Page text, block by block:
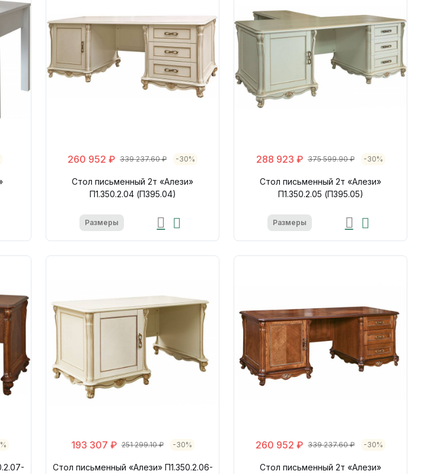
260 952 ₽ 339 237.60 ₽ -30%
Стол письменный 2т «Алези»
П1.350.2.04 (П395.04)
Размеры
288 923 ₽ 375 599.90 ₽ -30%
Стол письменный 2т «Алези»
П1.350.2.05 (П395.05)
Размеры
193 307 ₽ 251 299.10 ₽ -30%
Стол письменный «Алези» П1.350.2.06-
260 952 ₽ 339 237.60 ₽ -30%
Стол письменный 2т «Алези»